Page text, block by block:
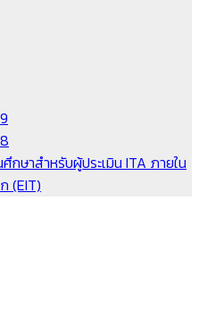
กษาสำหรับผู้ประเมิน ITA ภายใน
(EIT)